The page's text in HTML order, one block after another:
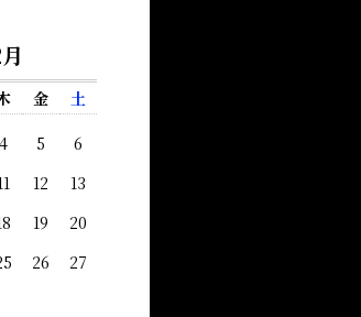
金 土
4 5
6
12
13
19
20
26
27